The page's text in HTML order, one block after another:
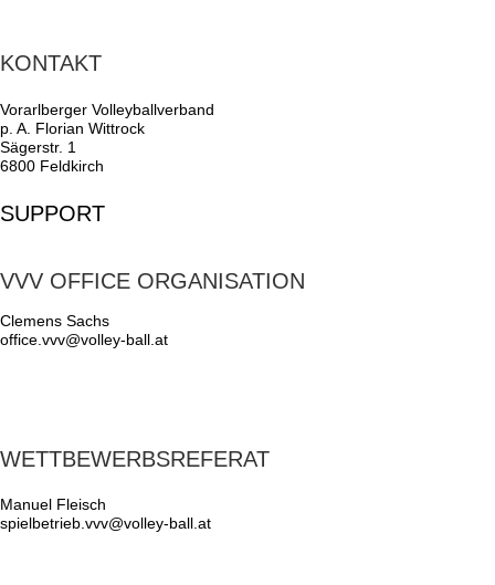
KONTAKT
Vorarlberger Volleyballverband
p. A. Florian Wittrock
Sägerstr. 1
6800 Feldkirch
SUPPORT
VVV OFFICE ORGANISATION
Clemens Sachs
office.vvv@volley-ball.at
WETTBEWERBSREFERAT
Manuel Fleisch
spielbetrieb.vvv@volley-ball.at